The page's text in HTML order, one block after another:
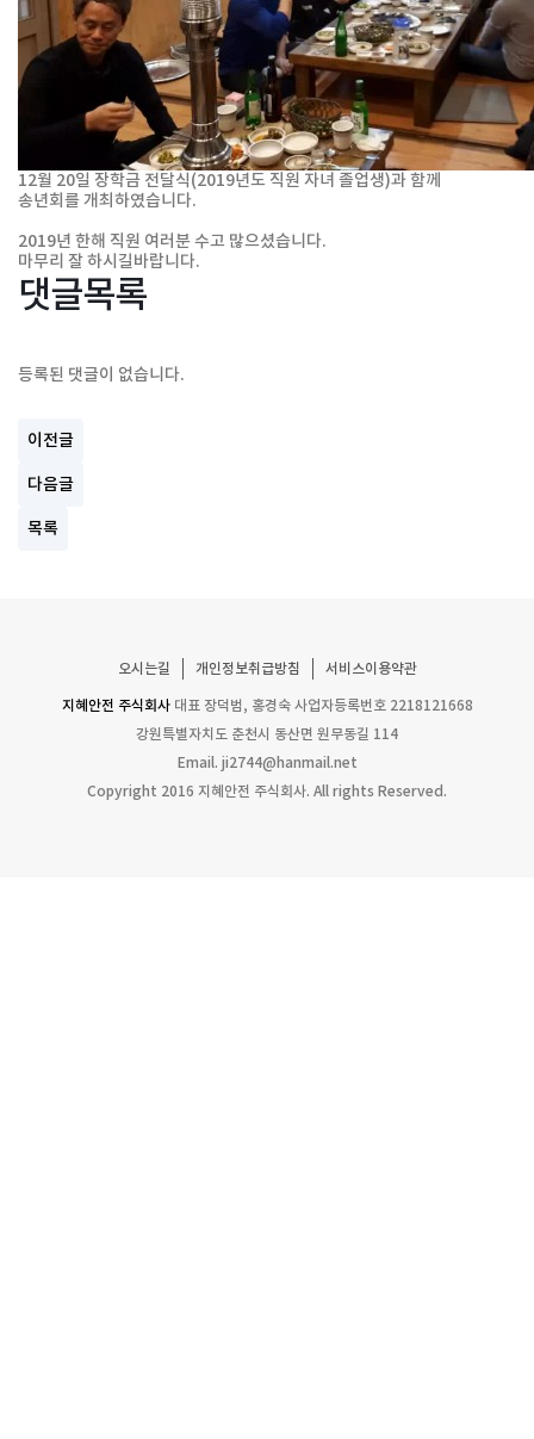
12월 20일 장학금 전달식(2019년도 직원 자녀 졸업생)과 함께
송년회를 개최하였습니다.
2019년 한해 직원 여러분 수고 많으셨습니다.
마무리 잘 하시길바랍니다.
댓글목록
등록된 댓글이 없습니다.
이전글
다음글
목록
오시는길 개인정보취급방침 서비스이용약관
지혜안전 주식회사 대표 장덕범, 홍경숙 사업자등록번호 2218121668
강원특별자치도 춘천시 동산면 원무동길 114
Email. ji2744@hanmail.net
Copyright 2016 지혜안전 주식회사. All rights Reserved.